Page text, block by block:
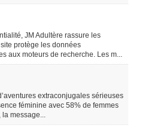
JM Adultère rassure les
protège les données
aux moteurs de recherche. Les m...
extraconjugales sérieuses
féminine avec 58% de femmes
message...